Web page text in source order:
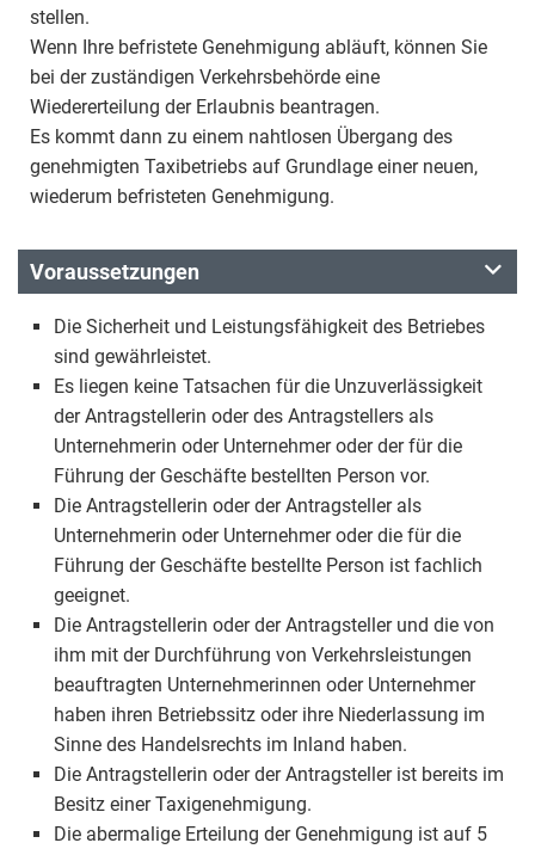
stellen.
Wenn Ihre befristete Genehmigung abläuft, können Sie
bei der zuständigen Verkehrsbehörde eine
Wiedererteilung der Erlaubnis beantragen.
Es kommt dann zu einem nahtlosen Übergang des
genehmigten Taxibetriebs auf Grundlage einer neuen,
wiederum befristeten Genehmigung.
Voraussetzungen
Die Sicherheit und Leistungsfähigkeit des Betriebes
sind gewährleistet.
Es liegen keine Tatsachen für die Unzuverlässigkeit
der Antragstellerin oder des Antragstellers als
Unternehmerin oder Unternehmer oder der für die
Führung der Geschäfte bestellten Person vor.
Die Antragstellerin oder der Antragsteller als
Unternehmerin oder Unternehmer oder die für die
Führung der Geschäfte bestellte Person ist fachlich
geeignet.
Die Antragstellerin oder der Antragsteller und die von
ihm mit der Durchführung von Verkehrsleistungen
beauftragten Unternehmerinnen oder Unternehmer
haben ihren Betriebssitz oder ihre Niederlassung im
Sinne des Handelsrechts im Inland haben.
Die Antragstellerin oder der Antragsteller ist bereits im
Besitz einer Taxigenehmigung.
Die abermalige Erteilung der Genehmigung ist auf 5